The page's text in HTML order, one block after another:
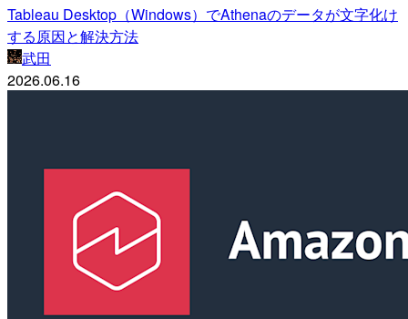
Tableau Desktop（Windows）でAthenaのデータが文字化け
する原因と解決方法
武田
2026.06.16